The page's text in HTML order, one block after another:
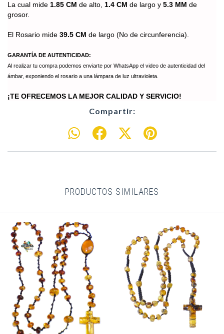
La cual mide 1.85 CM de alto, 1.4 CM de largo y 5.3 MM de
grosor.
El Rosario mide 39.5 CM de largo (No de circunferencia).
GARANTÍA DE AUTENTICIDAD:
Al realizar tu compra podemos enviarte por WhatsApp el video de autenticidad del
ámbar, exponiendo el rosario a una lámpara de luz ultravioleta.
¡TE OFRECEMOS LA MEJOR CALIDAD Y SERVICIO!
Compartir:
PRODUCTOS SIMILARES